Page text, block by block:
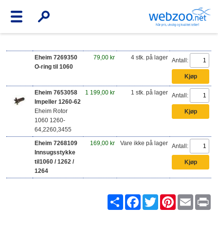
Eheim 7269350
O-ring til 1060
79,00 kr 4 stk. på lager Antall:
Eheim 7653058
Impeller 1260-62
Eheim Rotor
1060 1260-
64,2260,3455
1 199,00 kr 1 stk. på lager Antall:
Eheim 7268109
Innsugsstykke
til1060 / 1262 /
1264
169,00 kr Vare ikke på lager Antall:
ShareFacebook
TwitterPinterest
Email